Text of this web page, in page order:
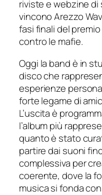
riviste e webzine
vincono Arezzo
fasi finali del
contro le mafie.
Oggi la band è in
disco che
esperienze
forte legame di
L’uscita è
l’album più
quanto è stato
partire dai suoni
complessiva per
coerente, dove la
musica si fonda